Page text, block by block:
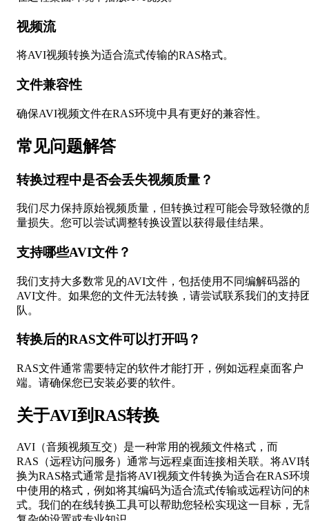
视频流
将AVI视频转换为适合流式传输的RAS格式。
文件兼容性
确保AVI视频文件在RAS环境中具有更好的兼容性。
常见问题解答
转换过程中是否会丢失视频质量？
我们尽力保持原始视频质量，但转换过程可能会导致轻微的
量损失。您可以尝试调整转换设置以获得最佳结果。
支持哪些AVI文件？
我们支持大多数常见的AVI文件，包括使用不同编解码器的
AVI文件。如果您的文件无法转换，请尝试联系我们的支持
队。
转换后的RAS文件可以打开吗？
RAS文件通常需要特定的软件才能打开，例如远程桌面客户
端。请确保您已安装必要的软件。
关于AVI到RAS转换
AVI（音频视频互交）是一种常用的视频文件格式，而
RAS（远程访问服务）通常与远程桌面连接相关联。将AVI
换为RAS格式通常是指将AVI视频文件转换为适合在RAS环
中使用的格式，例如将其编码为适合流式传输或远程访问的
式。我们的在线转换工具可以帮助您轻松实现这一目标，无